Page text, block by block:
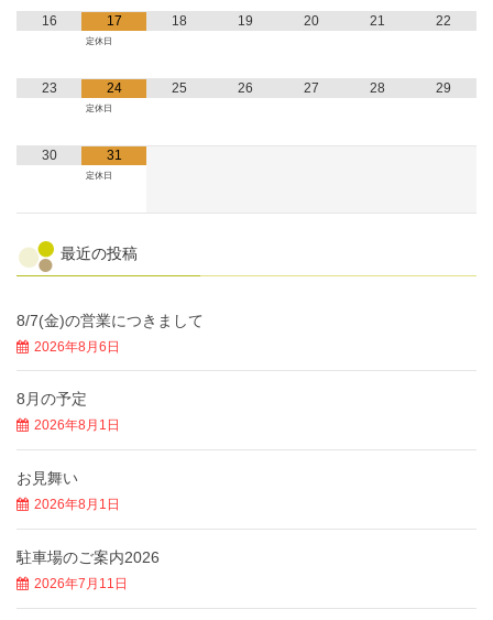
16 17
定休日
18 19 20 21 22
23 24
定休日
25 26 27 28 29
30 31
定休日
最近の投稿
8/7(金)の営業につきまして
2026年8月6日
8月の予定
2026年8月1日
お見舞い
2026年8月1日
駐車場のご案内2026
2026年7月11日